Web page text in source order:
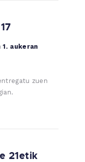
1. aukeran
zuen
21etik